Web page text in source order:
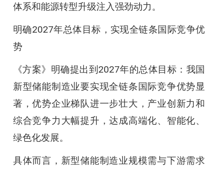
体系和能源转型升级注入强劲动力。
明确2027年总体目标，实现全链条国际竞争优
势
《方案》明确提出到2027年的总体目标：我国
新型储能制造业要实现全链条国际竞争优势显
著，优势企业梯队进一步壮大，产业创新力和
综合竞争力大幅提升，达成高端化、智能化、
绿色化发展。
具体而言，新型储能制造业规模需与下游需求